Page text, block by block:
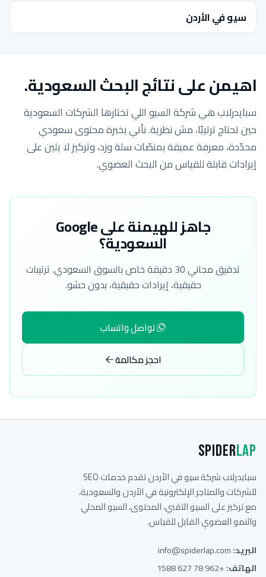
سيو في الأردن
اهيمن على نتائج البحث السعودية.
سبايدرلاب هي شركة السيو اللي تختارها الشركات السعودية
حين تحتاج ترتيبًا، مش نظرية. نأتي بخبرة محتوى سعودي
محدّدة، معرفة عميقة بمنصّات سلة وزد، وتركيز لا يلين على
إيرادات قابلة للقياس من البحث العضوي.
جاهز للهيمنة على Google
السعودية؟
تدقيق مجاني 30 دقيقة خاص بالسوق السعودي. ترتيبات
حقيقية، إيرادات حقيقية، بدون حشو.
تواصل واتساب
احجز مكالمة
SpiderLap
سبايدرلاب شركة سيو في الأردن تقدم خدمات SEO
للشركات والمتاجر الإلكترونية في الأردن والسعودية،
مع تركيز على السيو التقني، المحتوى، السيو المحلي
والنمو العضوي القابل للقياس.
البريد:info@spiderlap.com
الهاتف:+962 78 627 1588